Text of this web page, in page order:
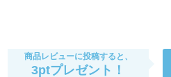
商品レビューに投稿すると、
3ptプレゼント！